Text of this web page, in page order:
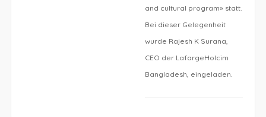
and cultural program» statt.
Bei dieser Gelegenheit
wurde Rajesh K Surana,
CEO der LafargeHolcim
Bangladesh, eingeladen.